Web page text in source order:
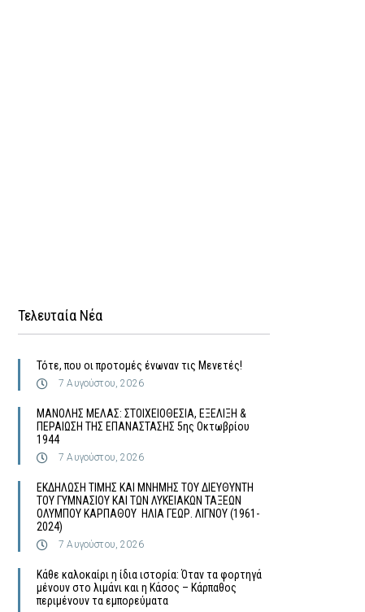
Τελευταία Νέα
Τότε, που οι προτομές ένωναν τις Μενετές!
7 Αυγούστου, 2026
MΑΝΟΛΗΣ ΜΕΛΑΣ: ΣΤΟΙΧΕΙΟΘΕΣΙΑ, ΕΞΕΛΙΞΗ &
ΠΕΡΑΙΩΣΗ ΤΗΣ ΕΠΑΝΑΣΤΑΣΗΣ 5ης Οκτωβρίου
1944
7 Αυγούστου, 2026
ΕΚΔΗΛΩΣΗ ΤΙΜΗΣ ΚΑΙ ΜΝΗΜΗΣ ΤΟΥ ΔΙΕΥΘΥΝΤΗ
ΤΟΥ ΓΥΜΝΑΣΙΟΥ ΚΑΙ ΤΩΝ ΛΥΚΕΙΑΚΩΝ ΤΑΞΕΩΝ
ΟΛΥΜΠΟΥ ΚΑΡΠΑΘΟΥ ΗΛΙΑ ΓΕΩΡ. ΛΙΓΝΟΥ (1961-
2024)
7 Αυγούστου, 2026
Κάθε καλοκαίρι η ίδια ιστορία: Όταν τα φορτηγά
μένουν στο λιμάνι και η Κάσος – Κάρπαθος
περιμένουν τα εμπορεύματα